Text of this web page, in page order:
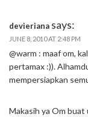
devieriana says:
JUNE 8, 2010 AT 2:48 PM
@warm : maaf om,
pertamax :)).
mempersiapkan
Makasih ya Om buat